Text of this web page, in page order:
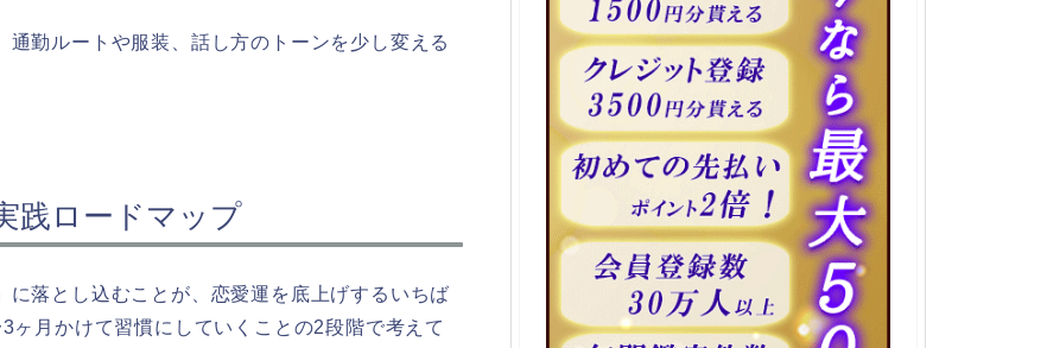
勤ルートや服装、話し方のトーンを少し変える
践ロードマップ
落とし込むことが、恋愛運を底上げするいちば
ヶ月かけて習慣にしていくことの2段階で考えて